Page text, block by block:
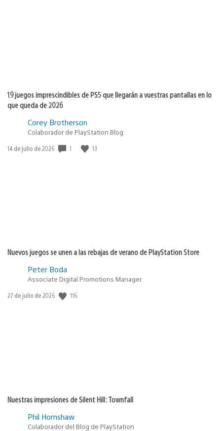
19 juegos imprescindibles de PS5 que llegarán a vuestras pantallas en lo
que queda de 2026
Corey Brotherson
Colaborador de PlayStation Blog
Fecha
14 de julio de 2026 1 13
Nuevos juegos se unen a las rebajas de verano de PlayStation Store
Peter Boda
Associate Digital Promotions Manager
Fecha
27 de julio de 2026 116
Nuestras impresiones de Silent Hill: Townfall
Phil Hornshaw
Colaborador del Blog de PlayStation